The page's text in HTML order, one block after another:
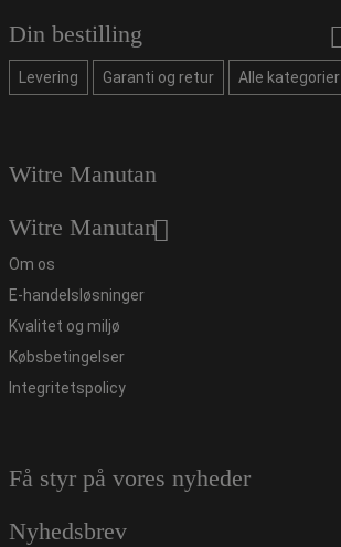
Din bestilling
Levering Garanti og retur Alle kategorier
Witre Manutan
Witre Manutan
Om os
E-handelsløsninger
Kvalitet og miljø
Købsbetingelser
Integritetspolicy
Få styr på vores nyheder
Nyhedsbrev